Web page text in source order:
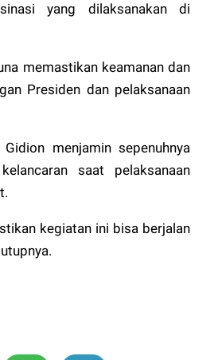
yang dilaksanakan di
memastikan keamanan dan
Presiden dan pelaksanaan
Gidion menjamin sepenuhnya
saat pelaksanaan
kegiatan ini bisa berjalan